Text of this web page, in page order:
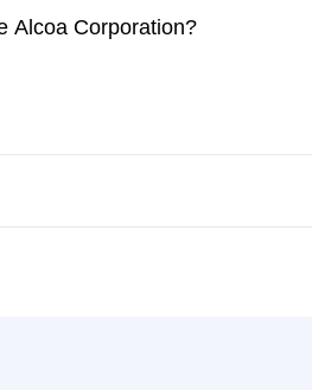
Alcoa Corporation?